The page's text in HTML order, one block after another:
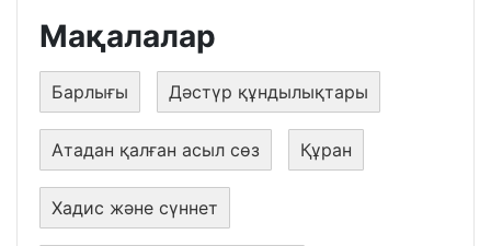
Мақалалар
Барлығы Дәстүр құндылықтары
Атадан қалған асыл сөз Құран
Хадис және сүннет